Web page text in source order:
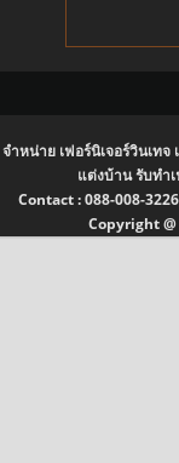
จำหน่าย เฟอร์นิเจอร์วินเทจ
แต่งบ้าน รับทำ
Contact :088-008-
Copyright @